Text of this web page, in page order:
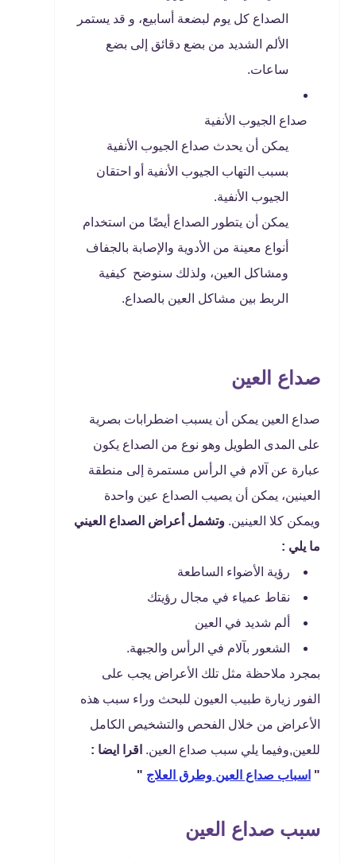
الصداع كل يوم لبضعة أسابيع، و قد يستمر
الألم الشديد من بضع دقائق إلى بضع
ساعات.
صداع الجيوب الأنفية
يمكن أن يحدث صداع الجيوب الأنفية
بسبب التهاب الجيوب الأنفية أو احتقان
الجيوب الأنفية.
يمكن أن يتطور الصداع أيضًا من استخدام
أنواع معينة من الأدوية والإصابة بالجفاف
ومشاكل العين، ولذلك سنوضح كيفية
الربط بين مشاكل العين بالصداع.
صداع العين
صداع العين يمكن أن يسبب اضطرابات بصرية
على المدى الطويل وهو نوع من الصداع يكون
عبارة عن آلام في الرأس مستمرة إلى منطقة
العينين، يمكن أن يصيب الصداع عين واحدة
ويمكن كلا العينين. وتشمل أعراض الصداع العيني
ما يلي :
رؤية الأضواء الساطعة
نقاط عمياء في مجال رؤيتك
ألم شديد في العين
الشعور بآلام في الرأس والجبهة.
بمجرد ملاحظة مثل تلك الأعراض يجب على
الفور زيارة طبيب العيون للبحث وراء سبب هذه
الأعراض من خلال الفحص والتشخيص الكامل
للعين,وفيما يلي سبب صداع العين. اقرا ايضا :
" اسباب صداع العين وطرق العلاج "
سبب صداع العين